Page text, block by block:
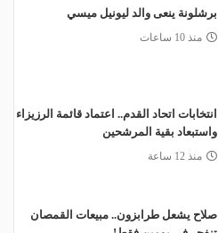
برشلونة ينعى والد ليونيل ميسي
منذ 10 ساعات
انتخابات اتحاد القدم.. اعتماد قائمة الرزيزاء
واستبعاد بقية المرشحين
منذ 12 ساعة
صلاح يشعل طرابزون.. مبيعات القمصان